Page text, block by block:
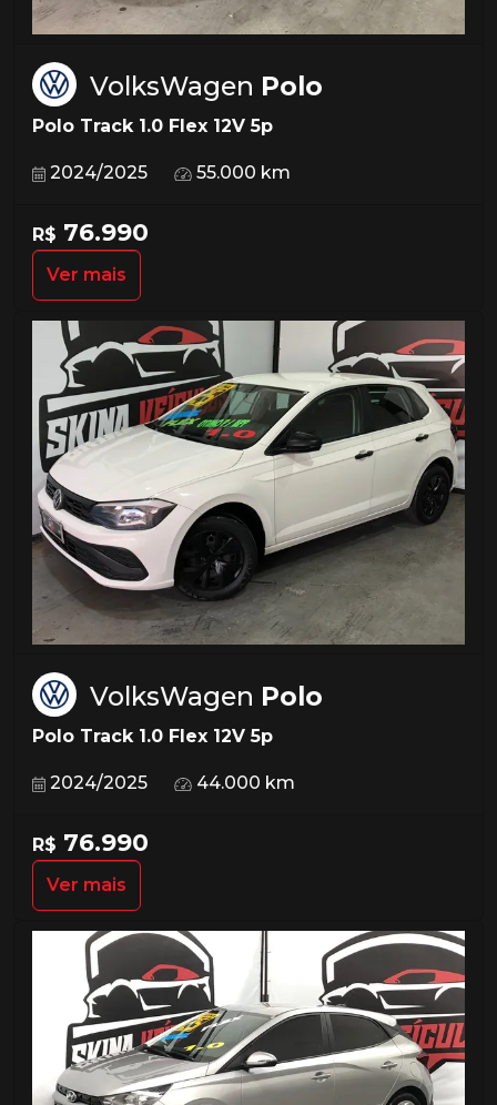
VolksWagen Polo
Polo Track 1.0 Flex 12V 5p
2024/2025 55.000 km
R$ 76.990
Ver mais
VolksWagen Polo
Polo Track 1.0 Flex 12V 5p
2024/2025 44.000 km
R$ 76.990
Ver mais